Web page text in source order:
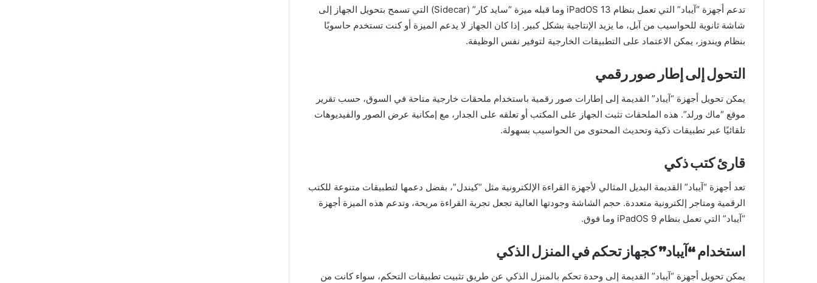
تدعم أجهزة “آيباد” التي تعمل بنظام iPadOS 13 وما قبله ميزة “سايد كار” (Sidecar) التي تسمح بتحويل الجهاز إلى
شاشة ثانوية للحواسيب من آبل، ما يزيد الإنتاجية بشكل كبير. إذا كان الجهاز لا يدعم الميزة أو كنت تستخدم حاسوبًا
بنظام ويندوز، يمكن الاعتماد على التطبيقات الخارجية لتوفير نفس الوظيفة.
التحول إلى إطار صور رقمي
يمكن تحويل أجهزة “آيباد” القديمة إلى إطارات صور رقمية باستخدام ملحقات خارجية متاحة في السوق، حسب تقرير
موقع “ماك ورلد”. هذه الملحقات تثبت الجهاز على المكتب أو تعلقه على الجدار، مع إمكانية عرض الصور والفيديوهات
تلقائيًا عبر تطبيقات ذكية وتحديث المحتوى من الحواسيب بسهولة.
قارئ كتب ذكي
تعد أجهزة “آيباد” القديمة البديل المثالي لأجهزة القراءة الإلكترونية مثل “كيندل”، بفضل دعمها لتطبيقات متنوعة للكتب
الرقمية ومتاجر إلكترونية متعددة. حجم الشاشة وجودتها العالية تجعل تجربة القراءة مريحة، وتدعم هذه الميزة أجهزة
“آيباد” التي تعمل بنظام iPadOS 9 وما فوق.
استخدام “آيباد” كجهاز تحكم في المنزل الذكي
يمكن تحويل أجهزة “آيباد” القديمة إلى وحدة تحكم بالمنزل الذكي عن طريق تثبيت تطبيقات التحكم، سواء كانت من